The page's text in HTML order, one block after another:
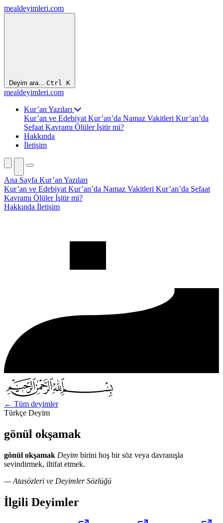
mealdeyimleri.com
Deyim ara... Ctrl K
mealdeyimleri.com
Kur’an Yazıları
Kur’an ve Edebiyat Kur’an’da Namaz Vakitleri Kur’an’da
Şefaat Kavramı Ölüler İşitir mi?
Hakkında
İletişim
Ana Sayfa Kur’an Yazıları
Kur’an ve Edebiyat Kur’an’da Namaz Vakitleri Kur’an’da Şefaat
Kavramı Ölüler İşitir mi?
Hakkında İletişim
← Tüm deyimler
Türkçe Deyim
gönül okşamak
gönül okşamak Deyim birini hoş bir söz veya davranışla
sevindirmek, iltifat etmek.
— Atasözleri ve Deyimler Sözlüğü
İlgili Deyimler